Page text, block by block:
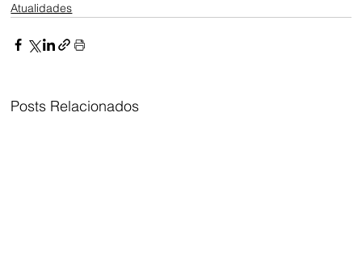
Atualidades
Posts Relacionados